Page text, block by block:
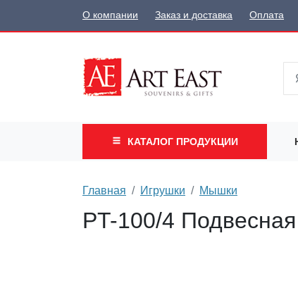
О компании Заказ и доставка Оплата
КАТАЛОГ ПРОДУКЦИИ
Главная Игрушки Мышки
PT-100/4